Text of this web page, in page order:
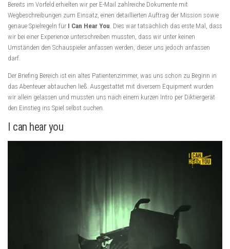
Bereits im Vorfeld erhielten wir per E-Mail zahlreiche Dokumente mit
Wegbeschreibungen zum Einsatz, einen detaillierten Auftrag der Mission sowie
genaue Spielregeln für I Can Hear You. Dies war tatsächlich das erste Mal, dass
wir bei einer Experience unterschreiben mussten, dass wir unter keinen
Umständen den Schauspieler anfassen werden, dieser uns jedoch anfassen
darf.
Der Briefing Bereich ist ein altes Patientenzimmer, was uns schon zu Beginn in
das Abenteuer abtauchen ließ. Ausgestattet mit diversem Equipment wurden
wir allein gelassen und mussten uns nach einem kurzen Intro per Diktiergerät
den Einstieg ins Spiel selbst suchen.
I can hear you